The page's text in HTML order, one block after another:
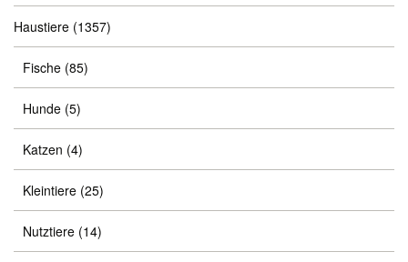
Haustiere (1357)
Fische (85)
Hunde (5)
Katzen (4)
Kleintiere (25)
Nutztiere (14)